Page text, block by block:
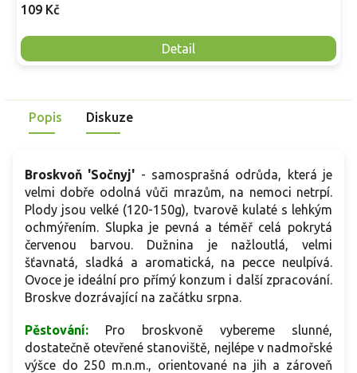
109 Kč
Detail
Popis Diskuze
Broskvoň 'Sočnyj' - samosprašná odrůda, která je
velmi dobře odolná vůči mrazům, na nemoci netrpí.
Plody jsou velké (120-150g), tvarově kulaté s lehkým
ochmýřením. Slupka je pevná a téměř celá pokrytá
červenou barvou. Dužnina je nažloutlá, velmi
šťavnatá, sladká a aromatická, na pecce neulpívá.
Ovoce je ideální pro přímý konzum i další zpracování.
Broskve dozrávající na začátku srpna.
Pěstování: Pro broskvoně vybereme slunné,
dostatečně otevřené stanoviště, nejlépe v nadmořské
výšce do 250 m.n.m., orientované na jih a zároveň